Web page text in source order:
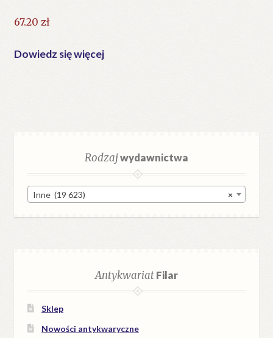
67.20 zł
Dowiedz się więcej
Rodzajwydawnictwa
×
Inne (19 623)
AntykwariatFilar
Sklep
Nowości antykwaryczne